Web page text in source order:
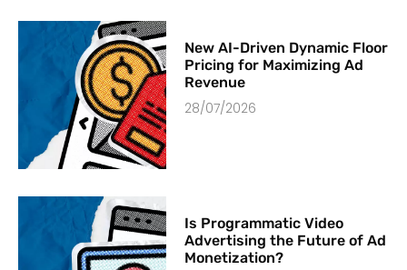
New AI-Driven Dynamic Floor
Pricing for Maximizing Ad
Revenue
28/07/2026
Is Programmatic Video
Advertising the Future of Ad
Monetization?